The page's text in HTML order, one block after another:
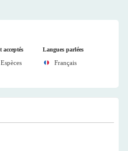
acceptés
Espèces
Langues parlées
Français